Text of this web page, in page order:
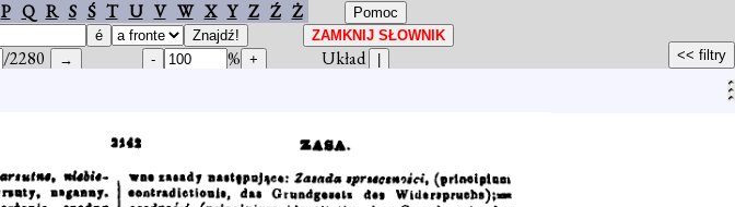
P Q R S Ś T U V W X Y Z Ź Ż
/2280 %
Układ